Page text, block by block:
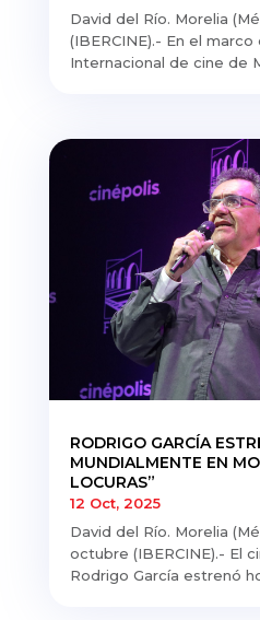
David del Río. Morelia
(IBERCINE).- En el
Internacional de cine de
RODRIGO GARCÍA
MUNDIALMENTE EN
LOCURAS”
12 Oct, 2025
David del Río. Morelia
octubre (IBERCINE).- El
Rodrigo García estrenó